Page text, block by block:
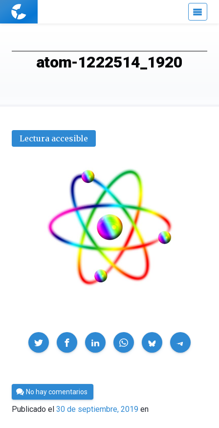
Cuaderno
atom-1222514_1920
Lectura accesible
Compartir
Por
César
Tomé
No hay comentarios
Publicado el 30 de septiembre, 2019 en